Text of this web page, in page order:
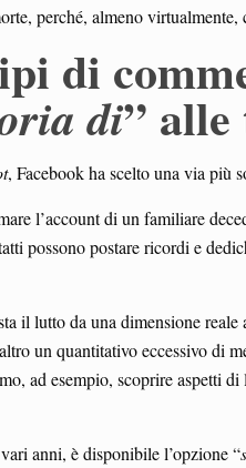
perché, almeno
di
di”
, Facebook ha scelto una via più
l’account di un familiare
possono postare ricordi e
il lutto da una dimensione
un quantitativo eccessivo di
ad esempio, scoprire aspetti
anni, è disponibile l’opzione “